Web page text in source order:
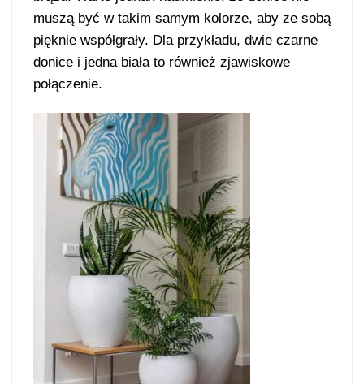
muszą być w takim samym kolorze, aby ze sobą
pięknie współgrały. Dla przykładu, dwie czarne
donice i jedna biała to również zjawiskowe
połączenie.